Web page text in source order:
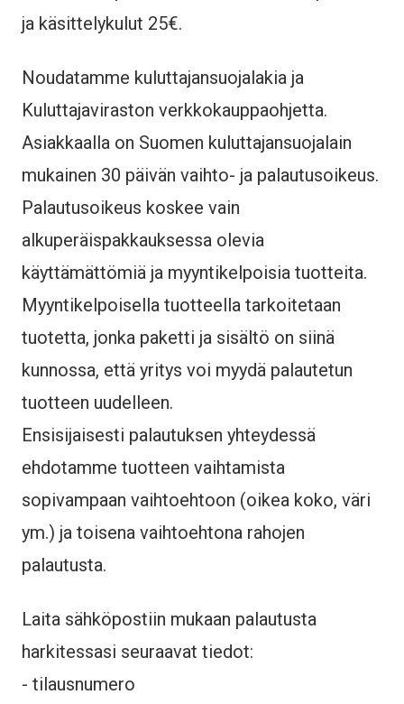
ja käsittelykulut 25€.
Noudatamme kuluttajansuojalakia ja
Kuluttajaviraston verkkokauppaohjetta.
Asiakkaalla on Suomen kuluttajansuojalain
mukainen 30 päivän vaihto- ja palautusoikeus.
Palautusoikeus koskee vain
alkuperäispakkauksessa olevia
käyttämättömiä ja myyntikelpoisia tuotteita.
Myyntikelpoisella tuotteella tarkoitetaan
tuotetta, jonka paketti ja sisältö on siinä
kunnossa, että yritys voi myydä palautetun
tuotteen uudelleen.
Ensisijaisesti palautuksen yhteydessä
ehdotamme tuotteen vaihtamista
sopivampaan vaihtoehtoon (oikea koko, väri
ym.) ja toisena vaihtoehtona rahojen
palautusta.
Laita sähköpostiin mukaan palautusta
harkitessasi seuraavat tiedot:
- tilausnumero